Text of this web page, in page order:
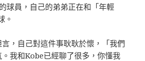
球員，自己的弟弟正在和「年輕
。
，自己對這件事耿耿於懷，「我們
我和Kobe已經聊了很多，你懂我